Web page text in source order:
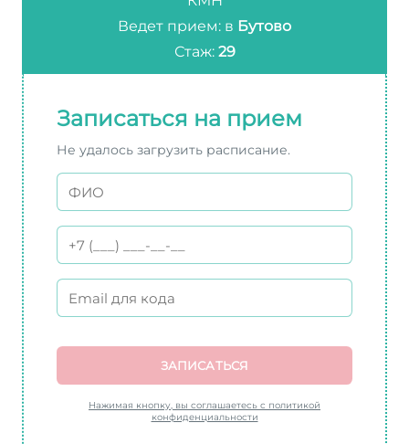
Ведет прием: в Бутово
Стаж: 29
Записаться на прием
Не удалось загрузить расписание.
ЗАПИСАТЬСЯ
Нажимая кнопку, вы соглашаетесь с политикой
конфиденциальности